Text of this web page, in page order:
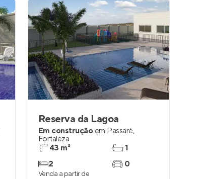
Reserva da Lagoa
Em construção em Passaré,
Fortaleza
43 m²
2
1
0
Venda a partir de